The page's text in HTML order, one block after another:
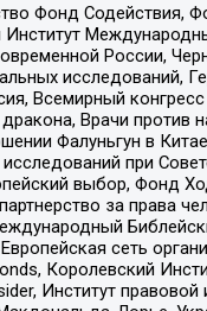
Фонд Содействия,
Международных
России,
исследований,
конгресс
Врачи против
Фалуньгун в
при
выбор, Фонд
за права
сеть
Королевский
Институт